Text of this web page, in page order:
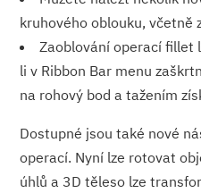
kruhového oblouku, včetně
Zaoblování operací fillet
li v Ribbon Bar menu
na rohový bod a tažením
Dostupné jsou také nové
operací. Nyní lze rotovat
úhlů a 3D těleso lze